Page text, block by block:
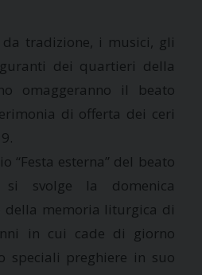
da tradizione, i musici, gli
dei quartieri della
omaggeranno il beato
di offerta dei ceri
“Festa esterna” del beato
svolge la domenica
della memoria liturgica di
in cui cade di giorno
preghiere in suo